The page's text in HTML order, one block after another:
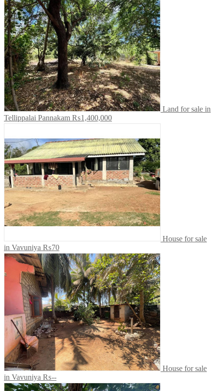
Land for sale in
Tellippalai Pannakam ₨1,400,000
House for sale
in Vavuniya ₨70
House for sale
in Vavuniya ₨--